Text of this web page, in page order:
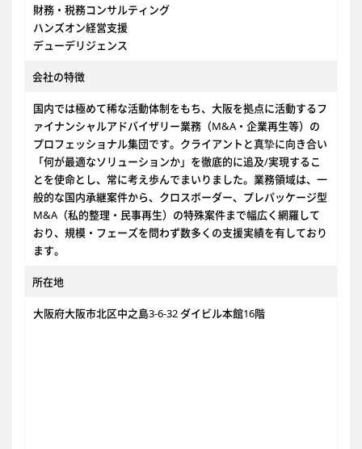
財務・税務コンサルティング
ハンズオン経営支援
デューデリジェンス
会社の特徴
国内では極めて稀な活動体制をもち、大阪を拠点に活動するフ
ァイナンシャルアドバイザリー業務（M&A・企業再生等）の
プロフェッショナル集団です。クライアントと真摯に向き合い
「何が最適なソリューションか」を徹底的に追及/実現するこ
とを使命とし、常に考え歩んでまいりました。業務領域は、一
般的な国内承継案件から、クロスボーダー、プレパッケージ型
M&A（私的整理・民事再生）の特殊案件まで幅広く網羅して
おり、規模・フェーズを問わず数多くの支援実績を有しており
ます。
所在地
大阪府大阪市北区中之島3-6-32 ダイビル本館16階